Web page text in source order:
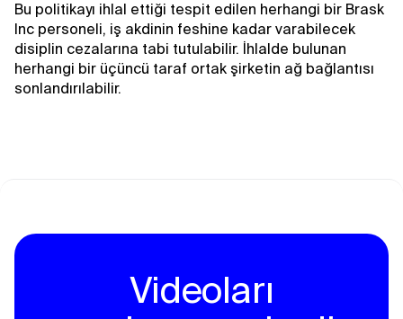
Bu politikayı ihlal ettiği tespit edilen herhangi bir Brask
Inc personeli, iş akdinin feshine kadar varabilecek
disiplin cezalarına tabi tutulabilir. İhlalde bulunan
herhangi bir üçüncü taraf ortak şirketin ağ bağlantısı
sonlandırılabilir.
Videoları